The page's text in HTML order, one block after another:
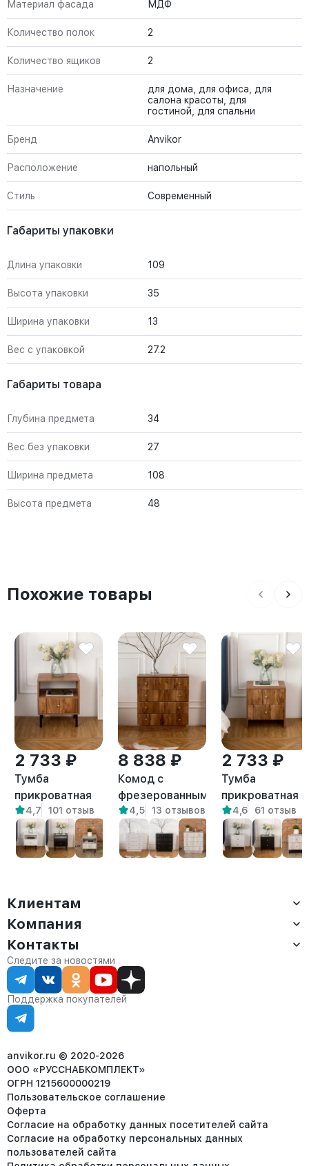
Материал фасада МДФ
Количество полок 2
Количество ящиков 2
Назначение
для дома, для офиса, для
салона красоты, для
гостиной, для спальни
Бренд Anvikor
Расположение напольный
Стиль Современный
Габариты упаковки
Длина упаковки 109
Высота упаковки 35
Ширина упаковки 13
Вес с упаковкой 27.2
Габариты товара
Глубина предмета 34
Вес без упаковки 27
Ширина предмета 108
Высота предмета 48
Похожие товары
2 733 ₽
Тумба
прикроватная
на ножках лофт
Канси
амаретто
4,7 101 отзыв
8 838 ₽
Комод с
фрезерованными
фасадами с
выдвижными
ящиками Лиму
амаретто
4,5 13 отзывов
2 733 ₽
Тумба
прикроватная с
ящиками в
спальню Токко
амаретто
4,6 61 отзыв
Клиентам
Доставка
Оплата
Сервис
Статус заказа
Статьи
Компания
О компании
Контакты
Партнёрам
Контакты
Отдел продаж:
8 (800) 234-22-62
corp@anvikor.ru
Ежедневно, с 7:00-19:00 (МСК)
Отдел рекламации:
8 (953) 455-25-61
Следите за новостями
Поддержка покупателей
anvikor.ru © 2020-2026
ООО «РУССНАБКОМПЛЕКТ»
ОГРН 1215600000219
Пользовательское соглашение
Оферта
Согласие на обработку данных посетителей сайта
Согласие на обработку персональных данных
пользователей сайта